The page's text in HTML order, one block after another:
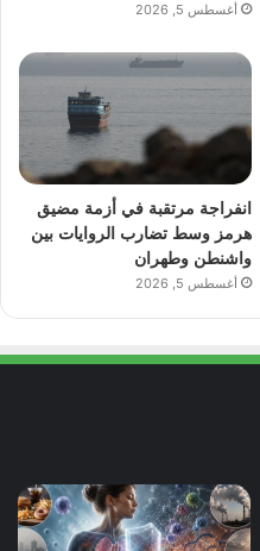
أغسطس 5, 2026
انفراجة مرتقبة في أزمة مضيق
هرمز وسط تضارب الروايات بين
واشنطن وطهران
أغسطس 5, 2026